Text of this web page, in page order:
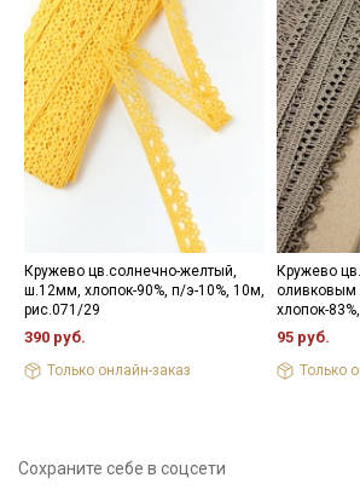
Кружево цв.солнечно-желтый,
ш.12мм, хлопок-90%, п/э-10%, 10м,
рис.071/29
390 руб.
Только онлайн-заказ
Кружево
оливковым
хлопок-
95 руб.
Только
Сохраните себе в соцсети